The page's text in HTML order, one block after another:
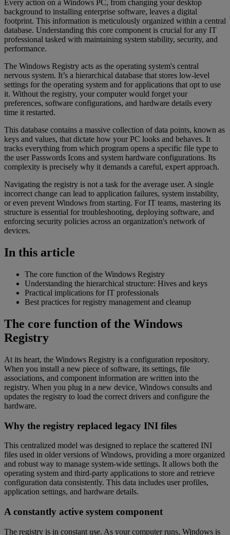
Every action on a Windows PC, from changing your desktop
background to installing enterprise software, leaves a digital
footprint. This information is meticulously organized within a central
database. Understanding this core component is crucial for any IT
professional tasked with maintaining system stability, security, and
performance.
The Windows Registry acts as the operating system's central
nervous system. It’s a hierarchical database that stores low-level
settings for the operating system and for applications that opt to use
it. Without the registry, your computer would forget your
preferences, software configurations, and hardware details every
time it restarted.
This database contains a massive collection of data points, known as
keys and values, that dictate how your PC looks and behaves. It
tracks everything from which program opens a specific file type to
the user Passwords Icons and system hardware configurations. Its
complexity is precisely why it demands a careful, expert approach.
Navigating the registry is not a task for the average user. A single
incorrect change can lead to application failures, system instability,
or even prevent Windows from starting. For IT teams, mastering its
structure is essential for troubleshooting, deploying software, and
enforcing security policies across an organization's network of
devices.
In this article
The core function of the Windows Registry
Understanding the hierarchical structure: Hives and keys
Practical implications for IT professionals
Best practices for registry management and cleanup
The core function of the Windows
Registry
At its heart, the Windows Registry is a configuration repository.
When you install a new piece of software, its settings, file
associations, and component information are written into the
registry. When you plug in a new device, Windows consults and
updates the registry to load the correct drivers and configure the
hardware.
Why the registry replaced legacy INI files
This centralized model was designed to replace the scattered INI
files used in older versions of Windows, providing a more organized
and robust way to manage system-wide settings. It allows both the
operating system and third-party applications to store and retrieve
configuration data consistently. This data includes user profiles,
application settings, and hardware details.
A constantly active system component
The registry is in constant use. As your computer runs, Windows is